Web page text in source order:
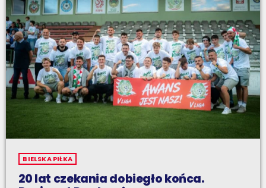
BIELSKA PIŁKA
20 lat czekania dobiegło końca.